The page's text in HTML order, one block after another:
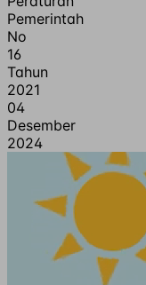
Pemerintah
No
16
Tahun
2021
04
Desember
2024